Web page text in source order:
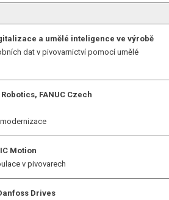
a umělé inteligence ve výrobě
dat v pivovarnictví pomocí umělé
FANUC Czech
Motion
v pivovarech
Drives